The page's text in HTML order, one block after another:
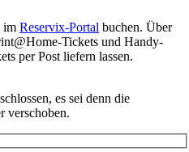
im Reservix-Portal buchen. Über
Tickets und Handy-
per Post liefern lassen.
es sei denn die
verschoben.